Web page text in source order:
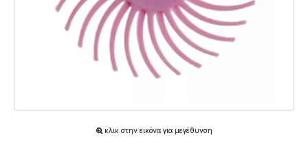
κλικ στην εικόνα για μεγέθυνση